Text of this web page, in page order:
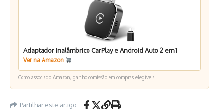
Adaptador Inalâmbrico CarPlay e Android Auto 2 em 1
Ver na Amazon
Como associado Amazon, ganho comissão em compras elegíveis.
Partilhar este artigo